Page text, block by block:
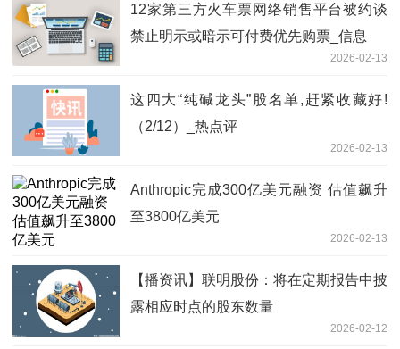
12家第三方火车票网络销售平台被约谈
禁止明示或暗示可付费优先购票_信息
2026-02-13
这四大“纯碱龙头”股名单,赶紧收藏好!
（2/12）_热点评
2026-02-13
Anthropic完成300亿美元融资 估值飙升
至3800亿美元
2026-02-13
【播资讯】联明股份：将在定期报告中披
露相应时点的股东数量
2026-02-12